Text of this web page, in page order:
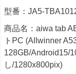
型番：JA5-
商品名：aiwa tab
トPC (Allwinner
128GB/Android15/
し/1280x800pix)